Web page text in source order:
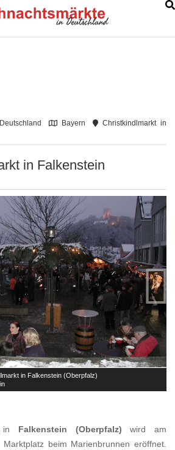
Bayern
Christkindlmarkt in
in Falkenstein
in Falkenstein (Oberpfalz)

in Falkenstein (Oberpfalz) wird am
beim Marienbrunnen eröffnet.